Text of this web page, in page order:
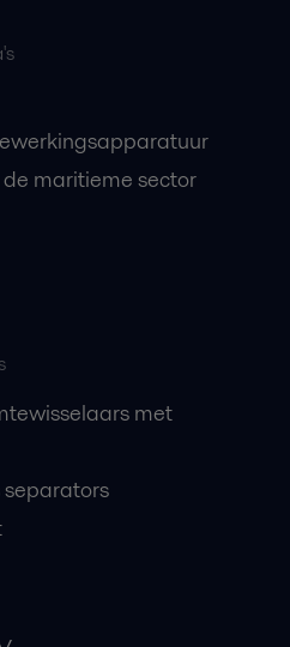
maritieme sector
met
separators